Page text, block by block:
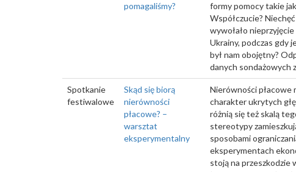
pomagaliśmy?
formy pomocy takie
Współczucie?
wywołało
Ukrainy, podczas gdy
był nam obojętny?
danych sondażowych
Spotkanie
festiwalowe
Skąd się biorą
nierówności
płacowe? –
warsztat
eksperymentalny
Nierówności płacowe
charakter ukrytych
różnią się też skalą
stereotypy
sposobami
eksperymentach
stoją na przeszkodzie